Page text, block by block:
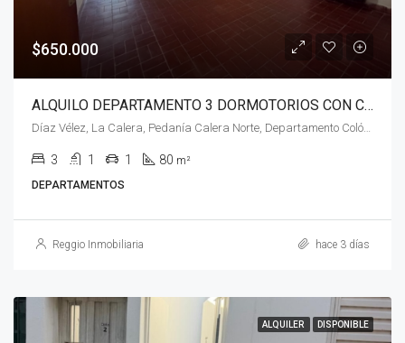
$650.000
ALQUILO DEPARTAMENTO 3 DORMOTORIOS CON COCHERA- B° COVICCO – LA CALERA
Díaz Vélez, La Calera, Pedanía Calera Norte, Departamento Colón, Córdoba, X5111, Argentina
3 1 1 80 m²
DEPARTAMENTOS
Reggio Inmobiliaria hace 3 días
ALQUILER DISPONIBLE